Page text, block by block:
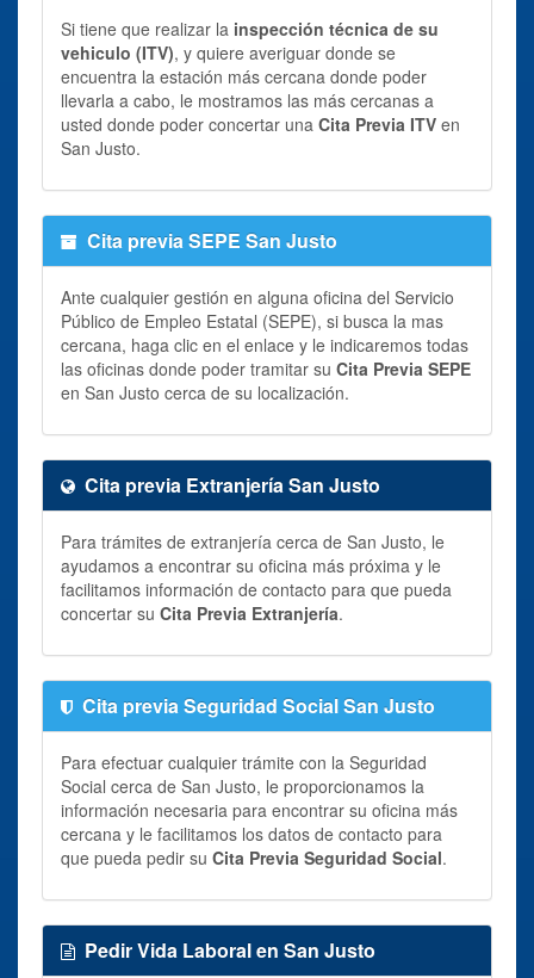
Si tiene que realizar la inspección técnica de su
vehiculo (ITV), y quiere averiguar donde se
encuentra la estación más cercana donde poder
llevarla a cabo, le mostramos las más cercanas a
usted donde poder concertar una Cita Previa ITV en
San Justo.
Cita previa SEPE San Justo
Ante cualquier gestión en alguna oficina del Servicio
Público de Empleo Estatal (SEPE), si busca la mas
cercana, haga clic en el enlace y le indicaremos todas
las oficinas donde poder tramitar su Cita Previa SEPE
en San Justo cerca de su localización.
Cita previa Extranjería San Justo
Para trámites de extranjería cerca de San Justo, le
ayudamos a encontrar su oficina más próxima y le
facilitamos información de contacto para que pueda
concertar su Cita Previa Extranjería.
Cita previa Seguridad Social San Justo
Para efectuar cualquier trámite con la Seguridad
Social cerca de San Justo, le proporcionamos la
información necesaria para encontrar su oficina más
cercana y le facilitamos los datos de contacto para
que pueda pedir su Cita Previa Seguridad Social.
Pedir Vida Laboral en San Justo